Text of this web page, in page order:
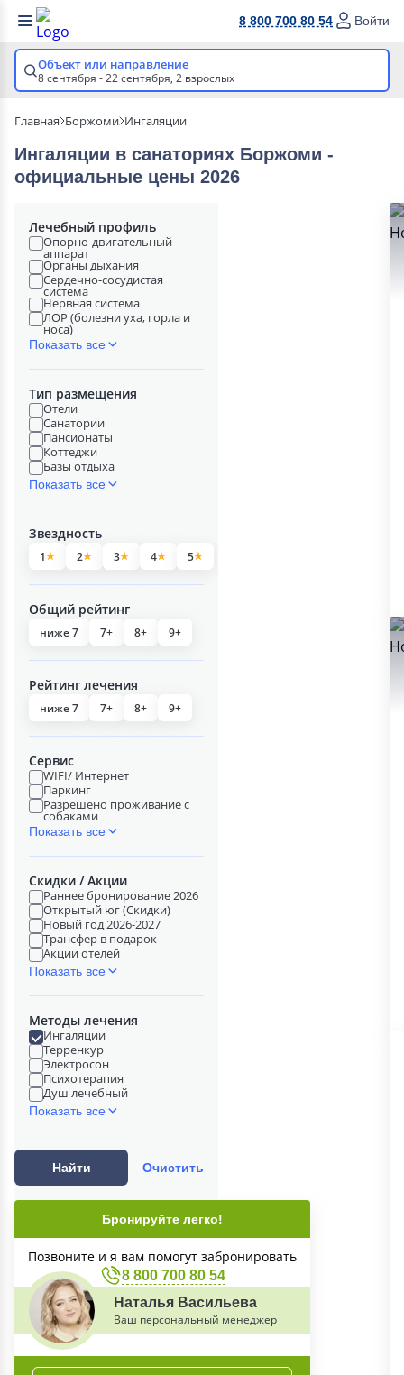
8 800 700 80 54 Войти
Объект или направление
8 сентября - 22 сентября, 2 взрослых
Главная Боржоми Ингаляции
Ингаляции в cанаториях Боржоми -
официальные цены 2026
Лечебный профиль
Опорно-двигательный
аппарат
Органы дыхания
Сердечно-сосудистая
система
Нервная система
ЛОР (болезни уха, горла и
носа)
Показать все
Тип размещения
Отели
Санатории
Пансионаты
Коттеджи
Базы отдыха
Показать все
Звездность
1 2 3 4 5
Общий рейтинг
ниже 7 7+ 8+ 9+
Рейтинг лечения
ниже 7 7+ 8+ 9+
Сервис
WIFI/ Интернет
Паркинг
Разрешено проживание с
собаками
Показать все
Скидки / Акции
Раннее бронирование 2026
Открытый юг (Скидки)
Новый год 2026-2027
Трансфер в подарок
Акции отелей
Показать все
Методы лечения
Ингаляции
Терренкур
Электросон
Психотерапия
Душ лечебный
Показать все
Найти Очистить
Бронируйте легко!
Позвоните и я вам помогут забронировать
8 800 700 80 54
Наталья Васильева
Ваш персональный менеджер